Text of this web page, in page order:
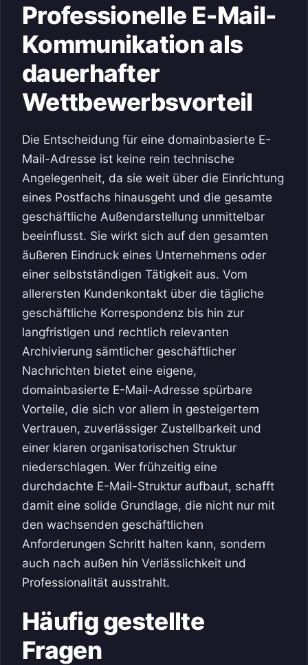
Professionelle E-Mail-
Kommunikation als
dauerhafter
Wettbewerbsvorteil
Die Entscheidung für eine domainbasierte E-
Mail-Adresse ist keine rein technische
Angelegenheit, da sie weit über die Einrichtung
eines Postfachs hinausgeht und die gesamte
geschäftliche Außendarstellung unmittelbar
beeinflusst. Sie wirkt sich auf den gesamten
äußeren Eindruck eines Unternehmens oder
einer selbstständigen Tätigkeit aus. Vom
allerersten Kundenkontakt über die tägliche
geschäftliche Korrespondenz bis hin zur
langfristigen und rechtlich relevanten
Archivierung sämtlicher geschäftlicher
Nachrichten bietet eine eigene,
domainbasierte E-Mail-Adresse spürbare
Vorteile, die sich vor allem in gesteigertem
Vertrauen, zuverlässiger Zustellbarkeit und
einer klaren organisatorischen Struktur
niederschlagen. Wer frühzeitig eine
durchdachte E-Mail-Struktur aufbaut, schafft
damit eine solide Grundlage, die nicht nur mit
den wachsenden geschäftlichen
Anforderungen Schritt halten kann, sondern
auch nach außen hin Verlässlichkeit und
Professionalität ausstrahlt.
Häufig gestellte
Fragen